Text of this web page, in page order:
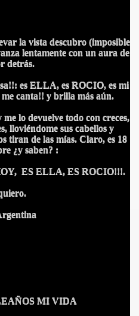
la vista descubro (imposible
lentamente con un aura de
detrás.
es ELLA, es ROCIO, es mi
canta!! y brilla más aún.
lo devuelve todo con creces,
lloviéndome sus cabellos y
tiran de las mías. Claro, es 18
¿y saben? :
ES ELLA, ES ROCIO!!!.
MI VIDA